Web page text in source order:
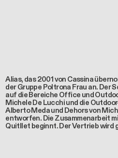
Alias, das 2001 von Cassina
der Gruppe Poltrona Frau an. Der
auf die Bereiche Office und
Michele De Lucchi und die
Alberto Meda und Dehors von
entworfen. Die Zusammenarbeit
Quitllet beginnt. Der Vertrieb wird